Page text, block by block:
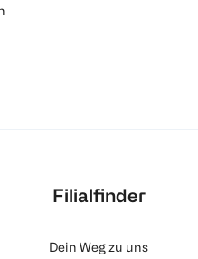
Filialfinder
Dein Weg zu uns